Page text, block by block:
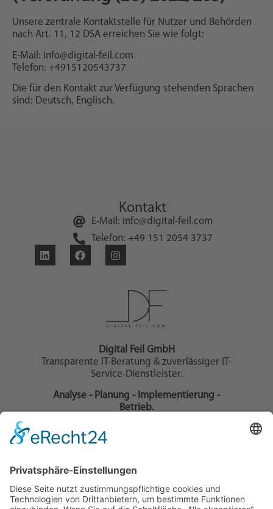
Unsere zentrale Kontaktstelle für Nutzer und Behörden
nach Art. 11, 12 DSA erreichen Sie wie folgt:
E-Mail: info@digital-feil.com
Telefon: +4915120543737
Die für den Kontakt zur Verfügung stehenden Sprachen
sind: Deutsch, Englisch.
Digital Feil GmbH
Transparente IT-Beratung & zuverlässiger IT-
Service-Dienstleister.
Analyse - Planung - Implementierung -
Betrieb.
Dienstleister und Full-Service-Webagentur, mit
zielgerichteter IT-Beratung und Cloud-
Kontakt
E-Mail: info@digital-feil.com
Telefon: +49 151 2054 3737
Informationen